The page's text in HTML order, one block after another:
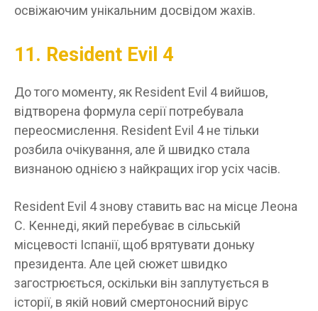
освіжаючим унікальним досвідом жахів.
11. Resident Evil 4
До того моменту, як Resident Evil 4 вийшов,
відтворена формула серії потребувала
переосмислення. Resident Evil 4 не тільки
розбила очікування, але й швидко стала
визнаною однією з найкращих ігор усіх часів.
Resident Evil 4 знову ставить вас на місце Леона
С. Кеннеді, який перебуває в сільській
місцевості Іспанії, щоб врятувати доньку
президента. Але цей сюжет швидко
загострюється, оскільки він заплутується в
історії, в якій новий смертоносний вірус